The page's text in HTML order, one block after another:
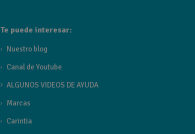
Te puede interesar:
Nuestro blog
Canal de Youtube
ALGUNOS VIDEOS DE AYUDA
Marcas
Carintia